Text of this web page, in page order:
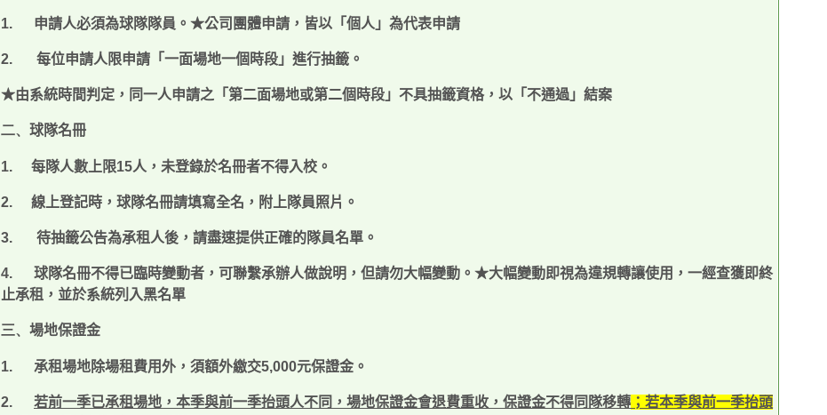
1. 申請人必須為球隊隊員。 ★公司團體申請，皆以「個人」為代表申請
2. 每位申請人限申請「一面場地一個時段」進行抽籤 。
★由系統時間判定，同一人申請之「第二面場地或第二個時段」不具抽籤資格，以「不通過」結案
二、 球隊名冊
1. 每隊人數上限15人， 未登錄於名冊者不得入校 。
2. 線上登記時，球隊名冊請填寫全名，附上隊員照片 。
3. 待抽籤公告為承租人後，請盡速提供正確的隊員名單 。
4.
球隊名冊不得已臨時變動者，可聯繫承辦人做說明，但請勿大幅變動。★大幅變動即視為違規轉讓使用，一經查獲即終
止承租，並於系統列入黑名單
三、 場地保證金
1. 承租場地除場租費用外，須額外繳交5,000元保證金。
2. 若前一季已承租場地，本季與前一季抬頭人不同，場地保證金會退費重收，保證金不得同隊移轉 ；若本季與前一季抬頭